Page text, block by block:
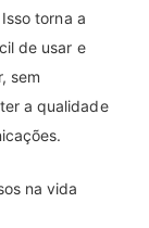
torna a
de usar e
sem
a qualidade